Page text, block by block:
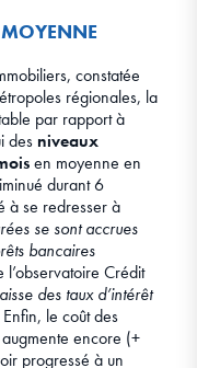
constatée
régionales, la
par rapport à
des niveaux
en moyenne en
durant 6
à se redresser à
se sont accrues
bancaires
l’observatoire Crédit
des taux d’intérêt
le coût des
encore (+
progressé à un